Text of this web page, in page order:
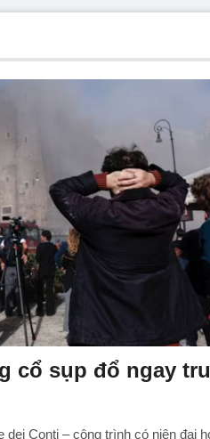
cổ sụp đổ ngay
dei Conti – công trình có niên đại